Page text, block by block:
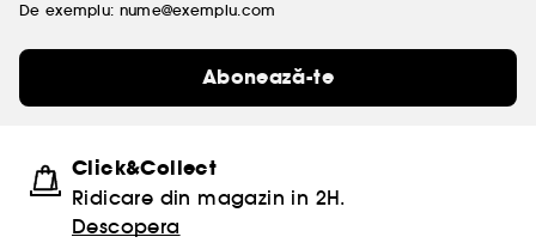
De exemplu: nume@exemplu.com
Abonează-te
Click&Collect
Ridicare din magazin in 2H.
Descopera